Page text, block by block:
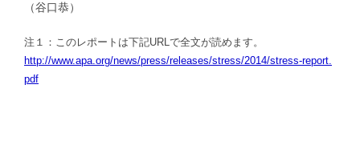
（谷口恭）
注１：このレポートは下記URLで全文が読めます。
http://www.apa.org/news/press/releases/stress/2014/stress-report.
pdf